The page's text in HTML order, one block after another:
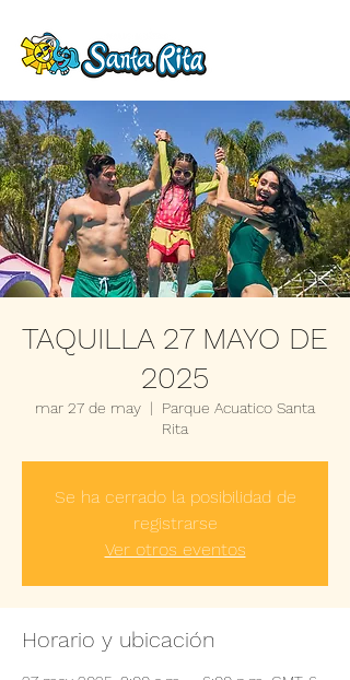
TAQUILLA 27 MAYO DE
2025
mar 27 de may
  |
Parque Acuatico Santa
Rita
Se ha cerrado la posibilidad de
registrarse
Ver otros eventos
Horario y ubicación